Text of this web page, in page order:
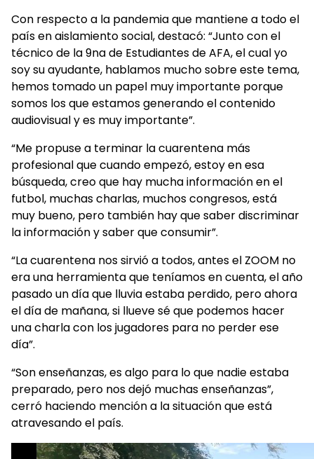
Con respecto a la pandemia que mantiene a todo el
país en aislamiento social, destacó: “Junto con el
técnico de la 9na de Estudiantes de AFA, el cual yo
soy su ayudante, hablamos mucho sobre este tema,
hemos tomado un papel muy importante porque
somos los que estamos generando el contenido
audiovisual y es muy importante”.
“Me propuse a terminar la cuarentena más
profesional que cuando empezó, estoy en esa
búsqueda, creo que hay mucha información en el
futbol, muchas charlas, muchos congresos, está
muy bueno, pero también hay que saber discriminar
la información y saber que consumir”.
“La cuarentena nos sirvió a todos, antes el ZOOM no
era una herramienta que teníamos en cuenta, el año
pasado un día que lluvia estaba perdido, pero ahora
el día de mañana, si llueve sé que podemos hacer
una charla con los jugadores para no perder ese
día”.
“Son enseñanzas, es algo para lo que nadie estaba
preparado, pero nos dejó muchas enseñanzas”,
cerró haciendo mención a la situación que está
atravesando el país.